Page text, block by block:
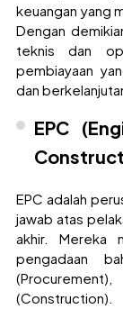
keuangan yang
Dengan
teknis dan
pembiayaan
dan
EPC
EPC adalah
jawab atas
akhir. Mereka
pengadaan
(Construction).